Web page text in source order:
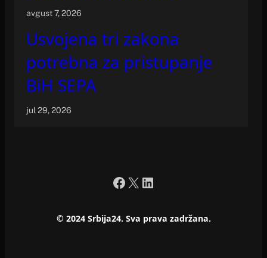
avgust 7, 2026
Usvojena tri zakona
potrebna za pristupanje
BiH SEPA
jul 29, 2026
Facebook
X LinkedIn
© 2024 Srbija24. Sva prava zadržana.